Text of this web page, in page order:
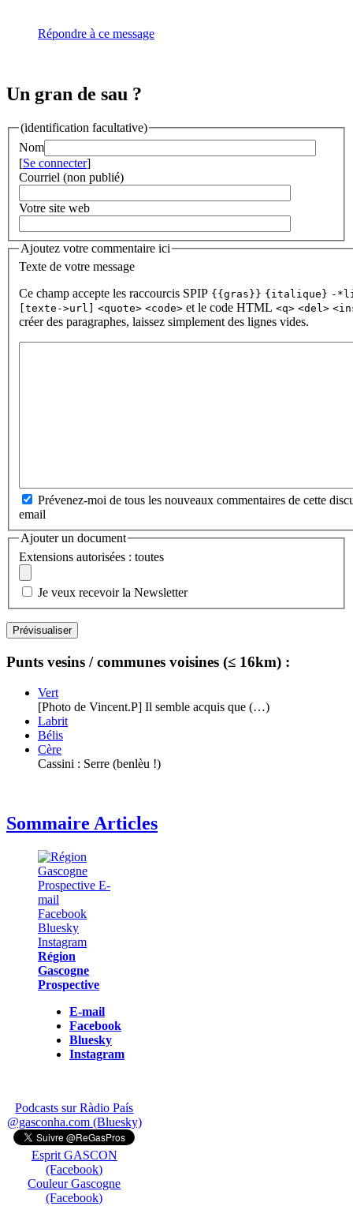
Répondre à ce message
Un gran de sau ?
(identification facultative)
Nom
[Se connecter]
Courriel (non publié)
Votre site web
Ajoutez votre commentaire ici
Texte de votre message
Ce champ accepte les raccourcis SPIP {{gras}} {italique} -
[texte->url]
<quote> <code> et le code HTML <q> <del>
créer des paragraphes, laissez simplement des lignes vides.
Prévenez-moi de tous les nouveaux commentaires de cette
email
Ajouter un document
Extensions autorisées : toutes
Je veux recevoir la Newsletter
Punts vesins / communes voisines (≤ 16km) :
Vert
[Photo de Vincent.P] Il semble acquis que (…)
Labrit
Bélis
Cère
Cassini : Serre (benlèu !)
Sommaire Articles
Région
Gascogne
Prospective
E-mail
Facebook
Bluesky
Instagram
Podcasts sur Ràdio País
@gasconha.com (Bluesky)
Esprit GASCON
(Facebook)
Couleur Gascogne
(Facebook)